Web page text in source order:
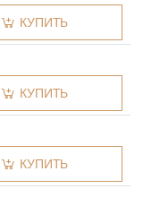
КУПИТЬ
КУПИТЬ
КУПИТЬ